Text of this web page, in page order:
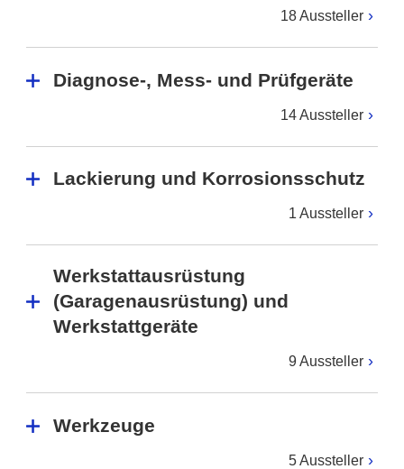
18 Aussteller
Diagnose-, Mess- und Prüfgeräte
14 Aussteller
Lackierung und Korrosionsschutz
1 Aussteller
Werkstattausrüstung
(Garagenausrüstung) und
Werkstattgeräte
9 Aussteller
Werkzeuge
5 Aussteller